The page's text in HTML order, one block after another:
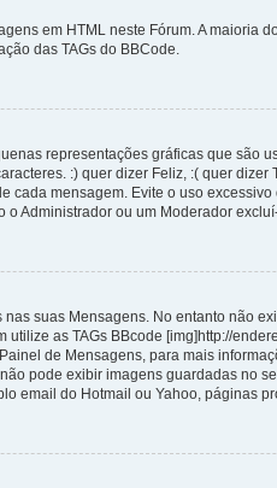
em HTML neste Fórum. A maioria
das TAGs do BBCode.
representações gráficas que são
:) quer dizer Feliz, :( quer dizer
cada mensagem. Evite o uso
o Administrador ou um Moderador
suas Mensagens. No entanto não
utilize as TAGs BBcode [img]http://
de Mensagens, para mais
pode exibir imagens guardadas no
email do Hotmail ou Yahoo, páginas